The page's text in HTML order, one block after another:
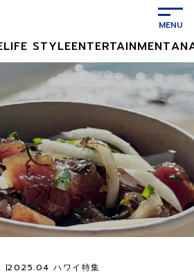
LIFE STYLEENTERTAINMENT
2025.04 ハワイ特集